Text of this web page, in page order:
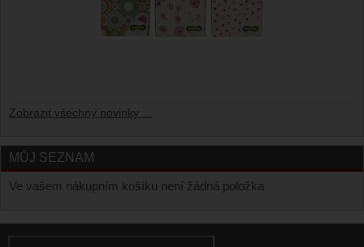
Zobrazit všechny novinky ...
MŮJ SEZNAM
Ve vašem nákupním košíku není žádná položka